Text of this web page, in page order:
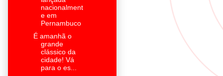
nacionalment
e em
Pernambuco
É amanhã o
grande
clássico da
cidade! Vá
para o es...